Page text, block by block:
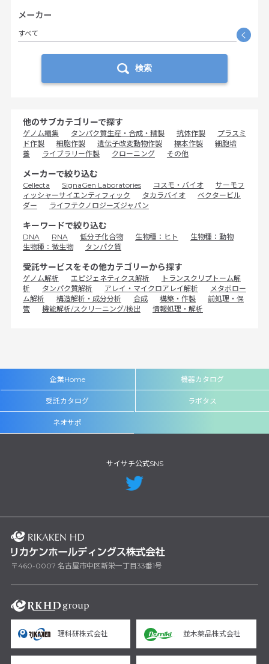
メーカー
すべて く
検索
他のサブカテゴリーで探す
ゲノム編集 タンパク質生産・合成・精製 抗体作製
プラスミ
ド作製
細胞作製 遺伝子改変動物作製 標本作製
細胞培
養
ライブラリー作製 クローニング その他
メーカーで絞り込む
Cellecta SignaGen Laboratories コスモ・バイオ
サーモフ
ィッシャーサイエンティフィック
タカラバイオ
ベクタービル
ダー
ライフテクノロジーズジャパン
キーワードで絞り込む
DNA RNA 低分子化合物 生物種：ヒト
生物種：動物
生物種：微生物
タンパク質
受託サービスをその他カテゴリーから探す
ゲノム解析 エピジェネティクス解析
トランスクリプトーム解
析
タンパク質解析 アレイ・マイクロアレイ解析
メタボロー
ム解析
構造解析・成分分析 合成 構築・作製
前処理・保
管
機能解析/スクリーニング/検出 情報処理・解析
企業Home 機器カタログ
受託カタログ ラボタス
ネオサポ
サイサチ公式SNS
〒460-0007 名古屋市中区新栄一丁目33番1号
理科研株式会社 並木薬品株式会社